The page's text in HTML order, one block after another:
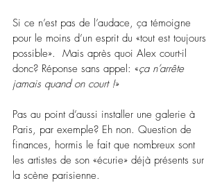
Si ce n’est pas de l’audace, ça témoigne
pour le moins d’un esprit du «tout est toujours
possible».  Mais après quoi Alex court-il
donc? Réponse sans appel: «ça n’arrête
jamais quand on court !»
Pas au point d’aussi installer une galerie à
Paris, par exemple? Eh non. Question de
finances, hormis le fait que nombreux sont
les artistes de son «écurie» déjà présents sur
la scène parisienne.